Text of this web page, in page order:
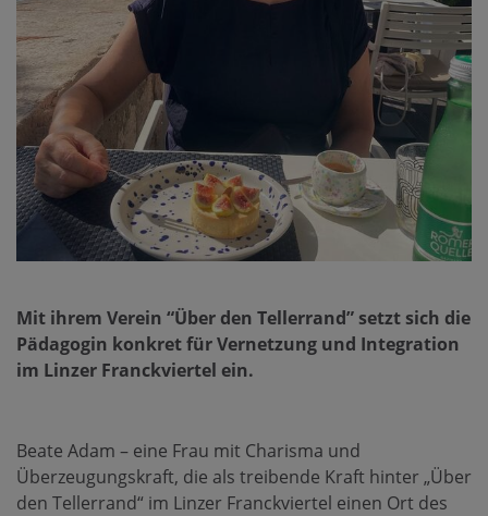
Mit ihrem Verein “Über den Tellerrand” setzt sich die
Pädagogin konkret für Vernetzung und Integration
im Linzer Franckviertel ein.
Beate Adam – eine Frau mit Charisma und
Überzeugungskraft, die als treibende Kraft hinter „Über
den Tellerrand“ im Linzer Franckviertel einen Ort des